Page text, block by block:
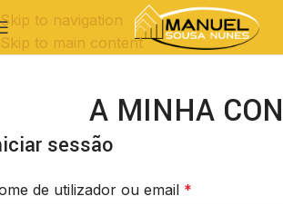
Skip to navigation
Skip to main content
A MINHA
sessão
de utilizador ou email *